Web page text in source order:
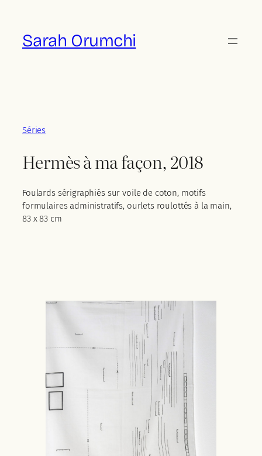
contenuSarah Orumchi
Séries
Hermès à ma façon, 2018
Foulards sérigraphiés sur voile de coton, motifs
formulaires administratifs, ourlets roulottés à la main,
83 x 83 cm